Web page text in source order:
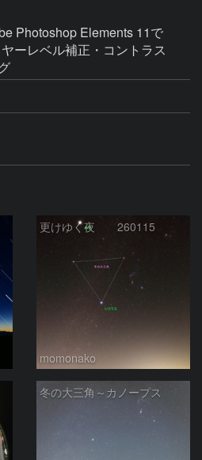
Photoshop Elements 11で
ーレベル補正・コントラス
更けゆく夜 260115
momonako
冬の大三角～カノープス